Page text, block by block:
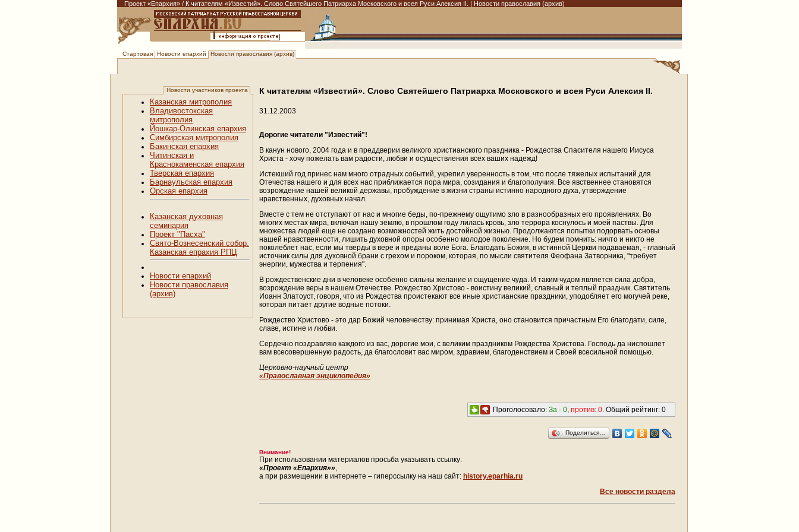
Проект «Епархия» / К читателям «Известий». Слово Святейшего Патриарха Московского и всея Руси Алексия II. | Новости православия (архив)
Стартовая Новости епархий Новости православия (архив)
Новости участников проекта
Казанская митрополия
Владивостокская
митрополия
Йошкар-Олинская епархия
Симбирская митрополия
Бакинская епархия
Читинская и
Краснокаменская епархия
Тверская епархия
Барнаульская епархия
Орская епархия
Казанская духовная
семинария
Проект "Пасха"
Свято-Вознесенский собор.
Казанская епрахия РПЦ
Новости епархий
Новости православия
(архив)
К читателям «Известий». Слово Святейшего Патриарха Московского и всея Руси Алексия II.
31.12.2003
Дорогие читатели "Известий"!
В канун нового, 2004 года и в преддверии великого христианского праздника - Рождества Спасителя нашего Иисуса
Христа - хочу пожелать вам радости, любви и осуществления всех ваших надежд!
Истекший год принес нам много отрадных событий, укрепил уверенность в том, что после тяжелых испытаний для
Отечества нашего и для всех нас приближается пора мира, созидания и благополучия. Все явственнее становятся
возрождение нашей великой державы, пробуждение в жизни страны истинно народного духа, утверждение
нравственных, духовных начал.
Вместе с тем не отступают от нас и многие беды, по-прежнему ощутимо зло в разнообразных его проявлениях. Во
многих местах мира, включая нашу землю, в прошлом году лилась кровь, зло террора коснулось и моей паствы. Для
множества людей еще не создано возможностей жить достойной жизнью. Продолжаются попытки подорвать основы
нашей нравственности, лишить духовной опоры особенно молодое поколение. Но будем помнить: ничто и никто не
поколеблет нас, если мы тверды в вере и преданы воле Бога. Благодать Божия, в истинной Церкви подаваемая, - главный
источник силы для духовной брани с грехом и пороком, которая, по мысли святителя Феофана Затворника, "требует
энергии, мужества и терпения".
В рождественские дни в человеке особенно сильны желание и ощущение чуда. И таким чудом является сила добра,
возрождение веры в нашем Отечестве. Рождество Христово - воистину великий, славный и теплый праздник. Святитель
Иоанн Златоуст, говоря, что из Рождества проистекают все иные христианские праздники, уподобляет его могучей реке,
которая питает другие водные потоки.
Рождество Христово - это дар Божий человечеству: принимая Христа, оно становится причастным Его благодати, силе,
славе, истине и любви.
Сердечно поздравляю каждого из вас, дорогие мои, с великим праздником Рождества Христова. Господь да ниспошлет
вам всесовершенную радость, да благословит вас миром, здравием, благоденствием и Своей всесильной помощью.
Церковно-научный центр
«Православная энциклопедия»
Проголосовало: За - 0 против: 0 . Общий рейтинг: 0
Поделиться…
Внимание!
При использовании материалов просьба указывать ссылку:
«Проект «Епархия»»
а при размещении в интернете – гиперссылку на наш сайт: history.eparhia.ru
Все новости раздела